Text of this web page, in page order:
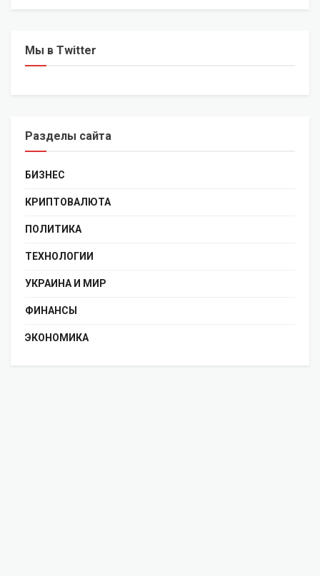
Мы в Twitter
Разделы сайта
БИЗНЕС
КРИПТОВАЛЮТА
ПОЛИТИКА
ТЕХНОЛОГИИ
УКРАИНА И МИР
ФИНАНСЫ
ЭКОНОМИКА